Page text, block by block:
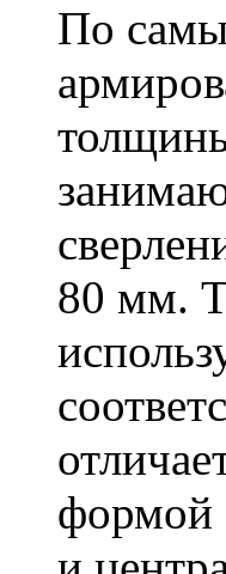
По
80 мм.
формой